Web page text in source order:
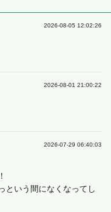
2026-08-05 12:02:26
2026-08-01 21:00:22
2026-07-29 06:40:03
という間になくなってし